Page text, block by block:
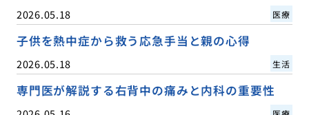
2026.05.18 医療
子供を熱中症から救う応急手当と親の心得
2026.05.18 生活
専門医が解説する右背中の痛みと内科の重要性